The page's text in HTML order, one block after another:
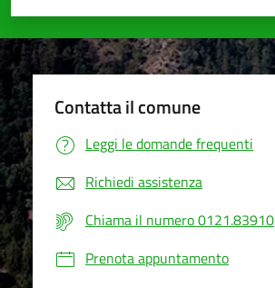
Valuta 5 stelle su 5
Valuta 4 stelle su 5
Valuta 3 stelle su 5
Valuta 2 stelle su 5
Valuta 1 stelle su 5
Contatta il comune
Leggi le domande frequenti
Richiedi assistenza
Chiama il numero 0121.83910
Prenota appuntamento